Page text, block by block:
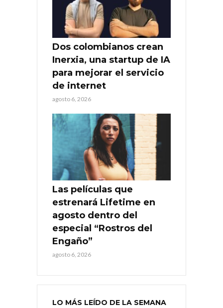
Dos colombianos crean
Inerxia, una startup de IA
para mejorar el servicio
de internet
agosto 6, 2026
Las películas que
estrenará Lifetime en
agosto dentro del
especial “Rostros del
Engaño”
agosto 6, 2026
LO MÁS LEÍDO DE LA SEMANA